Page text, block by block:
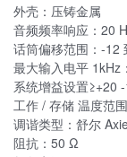
外壳：压铸金属
音频频率响应：20
话筒偏移范围：-12
最大输入电平 1kHz
系统增益设置≥+20
工作 / 存储 温度范
调谐类型：舒尔
阻抗：50 Ω